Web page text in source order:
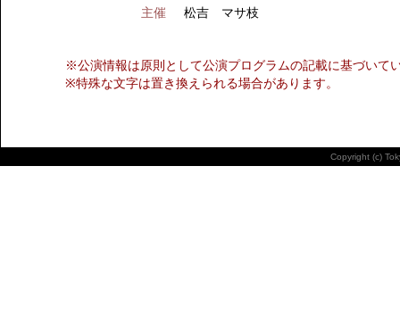
主催
松吉 マサ枝
※公演情報は原則として公演プログラムの記載に基づいて
※特殊な文字は置き換えられる場合があります。
Copyright (c)